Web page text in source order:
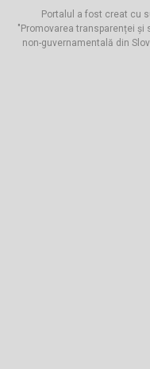
Portalul a fost creat cu
"Promovarea transparenței
non-guvernamentală din